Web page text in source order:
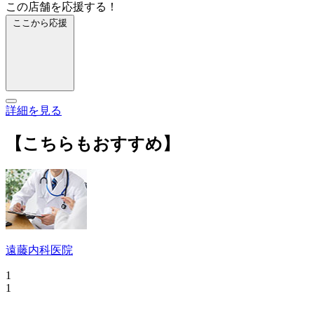
この店舗を応援する！
ここから応援
詳細を見る
【こちらもおすすめ】
遠藤内科医院
1
1